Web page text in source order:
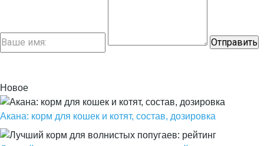
Новое
Акана: корм для кошек и котят, состав, дозировка